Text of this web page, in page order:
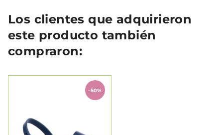
Los clientes que adquirieron
este producto también
compraron:
-50%